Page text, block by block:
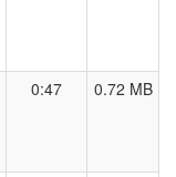
0:47 0.72 MB